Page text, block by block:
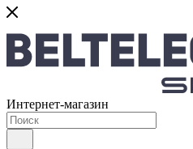
Интернет-магазин